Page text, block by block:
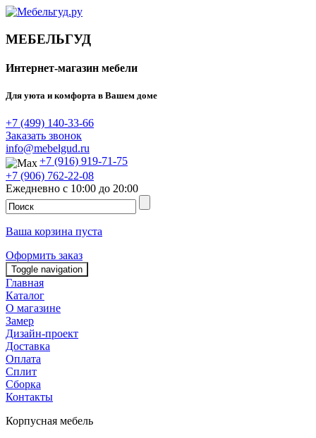
МЕБЕЛЬГУД
Интернет-магазин мебели
Для уюта и комфорта в Вашем доме
+7 (499) 140-33-66
Заказать звонок
info@mebelgud.ru
+7 (916) 919-71-75
+7 (906) 762-22-08
Ежедневно с 10:00 до 20:00
Ваша корзина пуста
Оформить заказ
Toggle navigation
Главная
Каталог
О магазине
Замер
Дизайн-проект
Доставка
Оплата
Сплит
Сборка
Контакты
Корпусная мебель